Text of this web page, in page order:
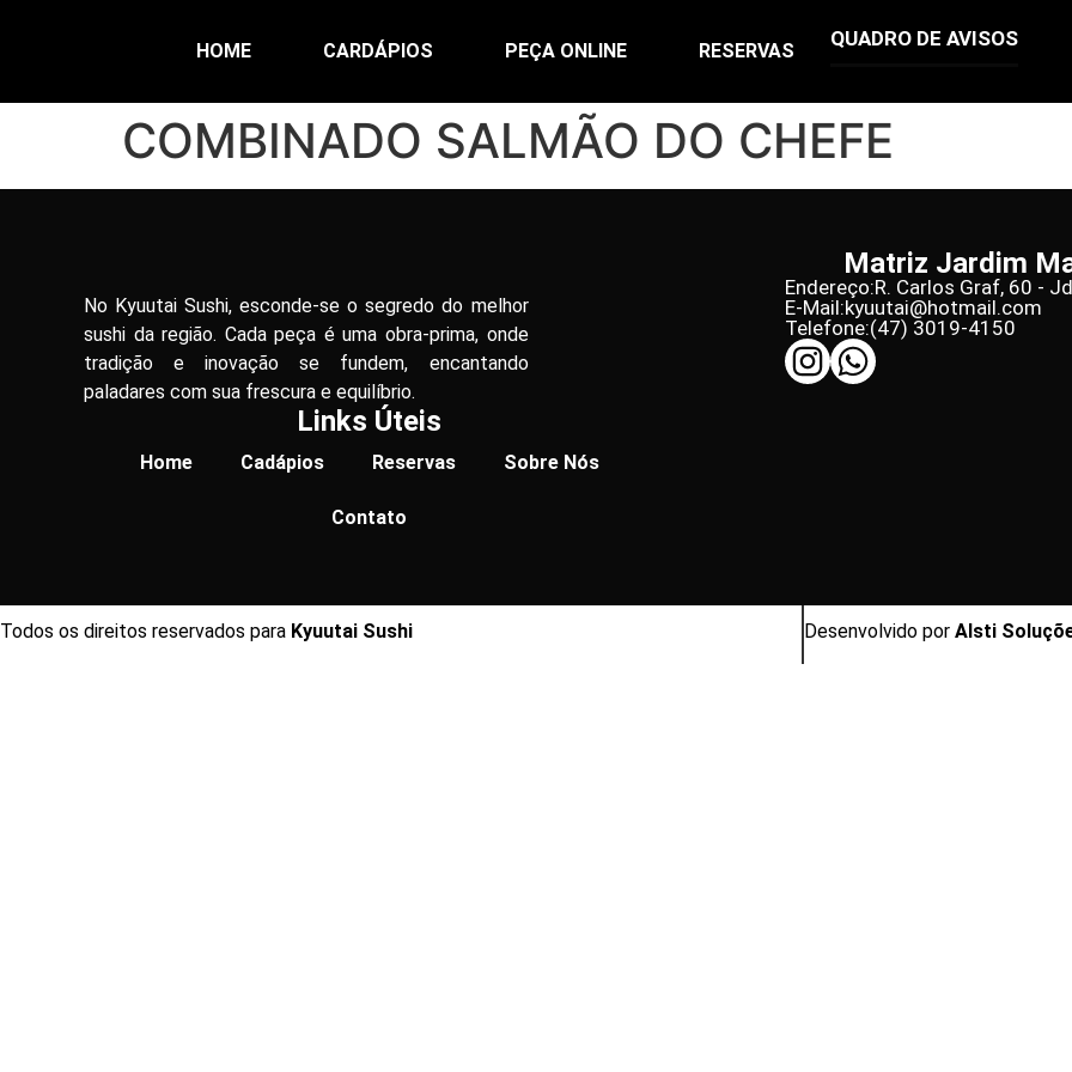
HOME CARDÁPIOS PEÇA ONLINE RESERVAS
QUADRO DE AVISOS
COMBINADO SALMÃO DO CHEFE
No Kyuutai Sushi, esconde-se o segredo do melhor
sushi da região. Cada peça é uma obra-prima, onde
tradição e inovação se fundem, encantando
paladares com sua frescura e equilíbrio.
Links Úteis
Home Cadápios Reservas Sobre Nós
Contato
Matriz Jardim
Endereço:R. Carlos Graf, 60 -
E-Mail:kyuutai@hotmail.com
Telefone:(47) 3019-4150
Todos os direitos reservados para Kyuutai Sushi Desenvolvido por Alsti